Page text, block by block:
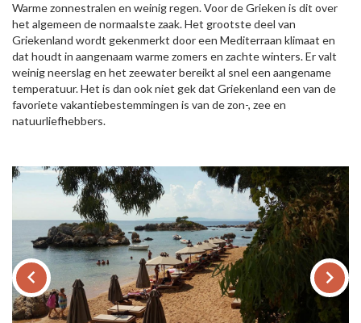
Warme zonnestralen en weinig regen. Voor de Grieken is dit over
het algemeen de normaalste zaak. Het grootste deel van
Griekenland wordt gekenmerkt door een Mediterraan klimaat en
dat houdt in aangenaam warme zomers en zachte winters. Er valt
weinig neerslag en het zeewater bereikt al snel een aangename
temperatuur. Het is dan ook niet gek dat Griekenland een van de
favoriete vakantiebestemmingen is van de zon-, zee en
natuurliefhebbers.
keyboard_arrow_left keyboard_arrow_right